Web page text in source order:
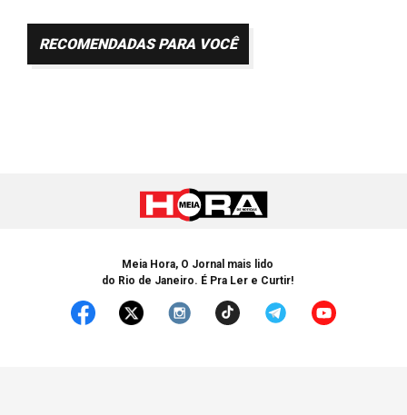
RECOMENDADAS PARA VOCÊ
Meia Hora, O Jornal mais lido
do Rio de Janeiro. É Pra Ler e Curtir!